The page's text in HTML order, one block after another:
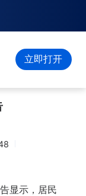
立即打开
显示，居民